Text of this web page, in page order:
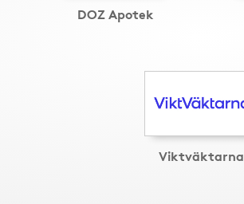
DOZ Apotek
Viktväktarna